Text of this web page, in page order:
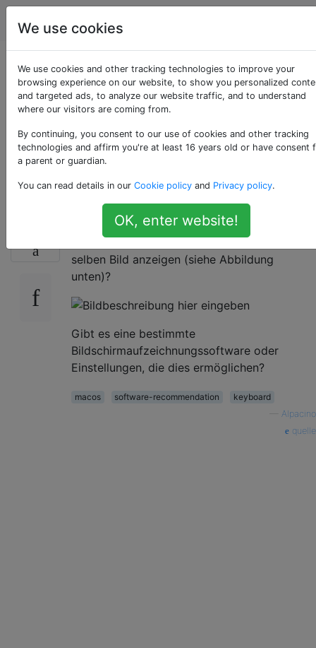
Apple
Wie kann ich die
Tastatur auf dem
Aufnahmebildschirm
anzeigen?
Wie kann ich beim Aufzeichnen des
Bildschirms auf einem Mac die Tastatur im
selben Bild anzeigen (siehe Abbildung
unten)?
Gibt es eine bestimmte
Bildschirmaufzeichnungssoftware oder
Einstellungen, die dies ermöglichen?
macos software-recommendation
keyboard
Alpacino
quelle
We use cookies
We use cookies and other tracking technologies to improve your
browsing experience on our website, to show you personalized
and targeted ads, to analyze our website traffic, and to understand
where our visitors are coming from.
By continuing, you consent to our use of cookies and other tracking
technologies and affirm you're at least 16 years old or have consent
a parent or guardian.
You can read details in our Cookie policy and Privacy policy.
OK, enter website!